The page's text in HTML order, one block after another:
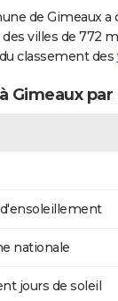
de Gimeaux
villes de 772
classement des
Gimeaux par
nationale
jours de soleil